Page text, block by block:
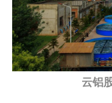
云铝